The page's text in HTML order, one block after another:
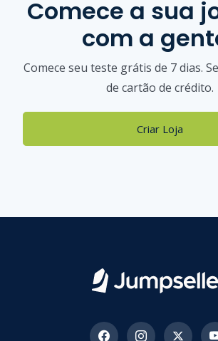
Comece a sua
com a
Comece seu teste grátis de 7 dias.
de cartão de crédito.
Criar Loja